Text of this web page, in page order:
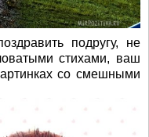
подругу, не
стихами, ваш
со смешными